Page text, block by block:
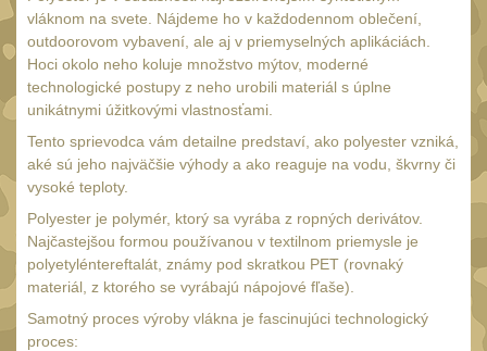
34mm
Montáže pre kolimátory
27
Ostatní13
Montáže na hlaveň 3
Montáže pro svítilny
Předpažbí56
Pre AK
Pre M4/AR1529
Ostatní
vláknom na svete. Nájdeme ho v každodennom oblečení,
outdoorovom vybavení, ale aj v priemyselných aplikáciách.
Hoci okolo neho koluje množstvo mýtov, moderné
technologické postupy z neho urobili materiál s úplne
unikátnymi úžitkovými vlastnosťami.
Tento sprievodca vám detailne predstaví, ako polyester vzniká,
aké sú jeho najväčšie výhody a ako reaguje na vodu, škvrny či
vysoké teploty.
Polyester je polymér, ktorý sa vyrába z ropných derivátov.
Najčastejšou formou používanou v textilnom priemysle je
polyetyléntereftalát, známy pod skratkou PET (rovnaký
materiál, z ktorého se vyrábajú nápojové fľaše).
Samotný proces výroby vlákna je fascinujúci technologický
proces: